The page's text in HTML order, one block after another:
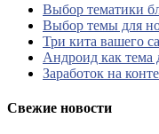
Выбор тематики
Выбор темы для
Три кита вашего
Андроид как тема
Заработок на
Свежие новости